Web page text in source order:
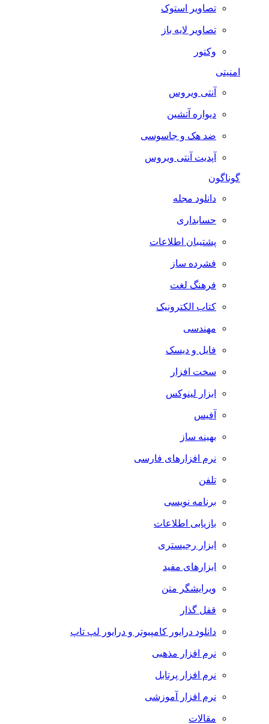
تصاویر استوک
تصاویر لایه باز
وکتور
امنیتی
آنتی ویروس
دیواره آتشین
ضد هک و جاسوسی
آپدیت آنتی ویروس
گوناگون
دانلود مجله
حسابداری
پشتیبان اطلاعات
فشرده ساز
فرهنگ لغت
کتاب الکترونیک
مهندسی
فایل و دیسک
سخت افزار
ابزار لینوکس
آفیس
بهینه ساز
نرم افزارهای فارسی
تلفن
برنامه نویسی
بازیابی اطلاعات
ابزار رجیستری
ابزارهای مفید
ویرایشگر متن
قفل گذار
دانلود درایور کامپیوتر و درایور لپ تاپ
نرم افزار مذهبی
نرم افزار پرتابل
نرم افزار آموزشی
مقالات